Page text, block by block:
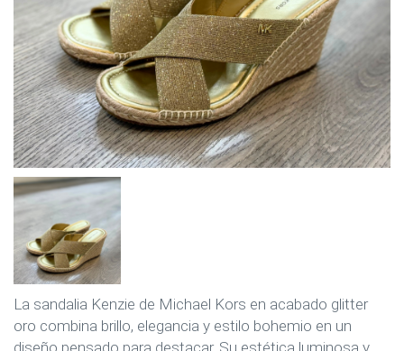
La sandalia Kenzie de Michael Kors en acabado glitter
oro combina brillo, elegancia y estilo bohemio en un
diseño pensado para destacar. Su estética luminosa y